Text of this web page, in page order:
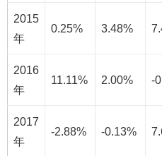
2015
年
0.25% 3.48%
2016
年
11.11% 2.00% -
2017
年
-2.88% -0.13%